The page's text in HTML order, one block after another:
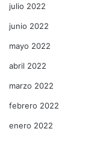
julio 2022
junio 2022
mayo 2022
abril 2022
marzo 2022
febrero 2022
enero 2022